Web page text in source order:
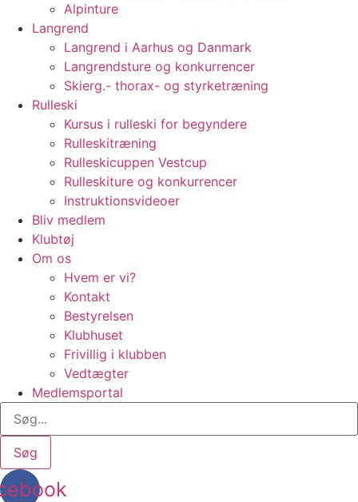
Alpinture
Langrend
Langrend i Aarhus og Danmark
Langrendsture og konkurrencer
Skierg.- thorax- og styrketræning
Rulleski
Kursus i rulleski for begyndere
Rulleskitræning
Rulleskicuppen Vestcup
Rulleskiture og konkurrencer
Instruktionsvideoer
Bliv medlem
Klubtøj
Om os
Hvem er vi?
Kontakt
Bestyrelsen
Klubhuset
Frivillig i klubben
Vedtægter
Medlemsportal
Søg